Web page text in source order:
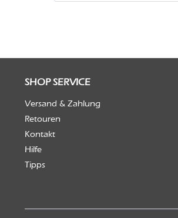
SHOP SERVICE
Versand & Zahlung
Retouren
Kontakt
Hilfe
Tipps